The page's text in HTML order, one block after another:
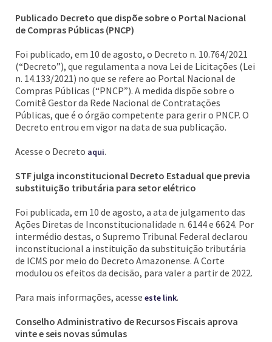
Publicado Decreto que dispõe sobre o Portal Nacional
de Compras Públicas (PNCP)
Foi publicado, em 10 de agosto, o Decreto n. 10.764/2021
(“Decreto”), que regulamenta a nova Lei de Licitações (Lei
n. 14.133/2021) no que se refere ao Portal Nacional de
Compras Públicas (“PNCP”). A medida dispõe sobre o
Comitê Gestor da Rede Nacional de Contratações
Públicas, que é o órgão competente para gerir o PNCP. O
Decreto entrou em vigor na data de sua publicação.
Acesse o Decreto aqui.
STF julga inconstitucional Decreto Estadual que previa
substituição tributária para setor elétrico
Foi publicada, em 10 de agosto, a ata de julgamento das
Ações Diretas de Inconstitucionalidade n. 6144 e 6624. Por
intermédio destas, o Supremo Tribunal Federal declarou
inconstitucional a instituição da substituição tributária
de ICMS por meio do Decreto Amazonense. A Corte
modulou os efeitos da decisão, para valer a partir de 2022.
Para mais informações, acesse este link.
Conselho Administrativo de Recursos Fiscais aprova
vinte e seis novas súmulas